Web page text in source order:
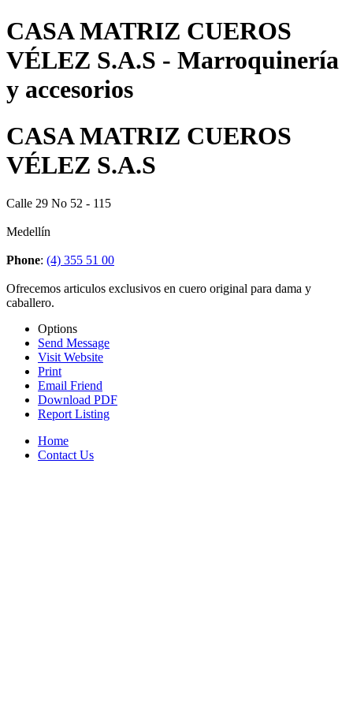
CASA MATRIZ CUEROS
VÉLEZ S.A.S - Marroquinería
y accesorios
CASA MATRIZ CUEROS
VÉLEZ S.A.S
Calle 29 No 52 - 115
Medellín
Phone: (4) 355 51 00
Ofrecemos articulos exclusivos en cuero original para dama y
caballero.
Options
Send Message
Visit Website
Print
Email Friend
Download PDF
Report Listing
Home
Contact Us